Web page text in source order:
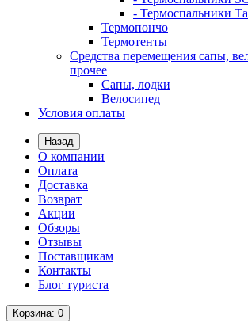
- Термоспальники
Термопончо
Термотенты
Средства перемещения сапы,
прочее
Сапы, лодки
Велосипед
Условия оплаты
Назад
О компании
Оплата
Доставка
Возврат
Акции
Обзоры
Отзывы
Поставщикам
Контакты
Блог туриста
Корзина: 0